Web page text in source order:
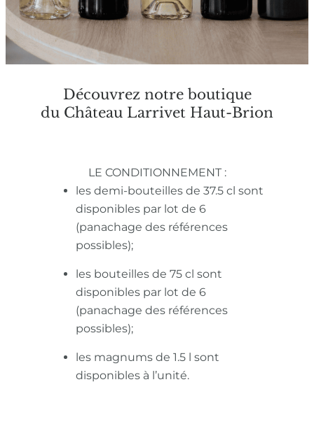
Découvrez notre boutique
du Château Larrivet Haut-Brion
LE CONDITIONNEMENT :
les demi-bouteilles de 37.5 cl sont
disponibles par lot de 6
(panachage des références
possibles);
les bouteilles de 75 cl sont
disponibles par lot de 6
(panachage des références
possibles);
les magnums de 1.5 l sont
disponibles à l’unité.